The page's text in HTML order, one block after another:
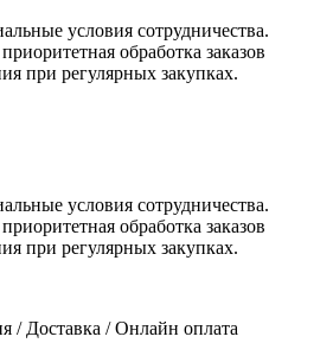
условия сотрудничества.
обработка заказов
при регулярных закупках.
условия сотрудничества.
обработка заказов
при регулярных закупках.
/ Доставка / Онлайн оплата